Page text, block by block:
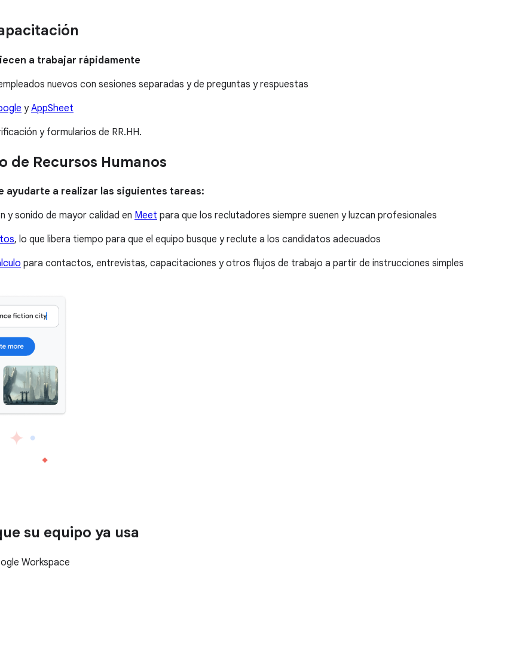
a trabajar rápidamente
nuevos con sesiones separadas y de preguntas y respuestas
yAppSheet
y formularios de RR.HH.
de Recursos Humanos
ayudarte a realizar las siguientes tareas:
y sonido de mayor calidad en Meet para que los reclutadores siempre suenen y luzcan profesionales
, lo que libera tiempo para que el equipo busque y reclute a los candidatos adecuados
para contactos, entrevistas, capacitaciones y otros flujos de trabajo a partir de instrucciones simples
su equipo ya usa
Workspace